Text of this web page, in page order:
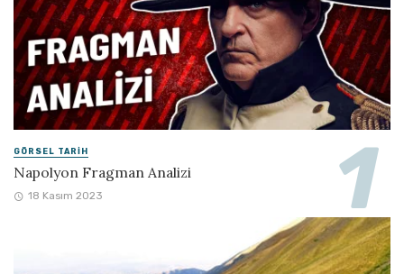
GÖRSEL TARIH
Napolyon Fragman Analizi
18 Kasım 2023